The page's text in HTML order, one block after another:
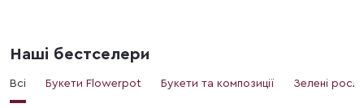
Наші бестселери
Всі Букети Flowerpot Букети та композиції Зелені